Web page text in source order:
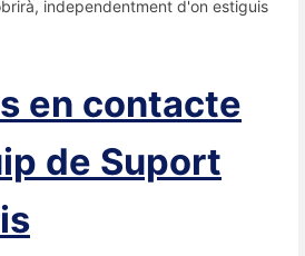
independentment d'on estiguis
en contacte
de Suport